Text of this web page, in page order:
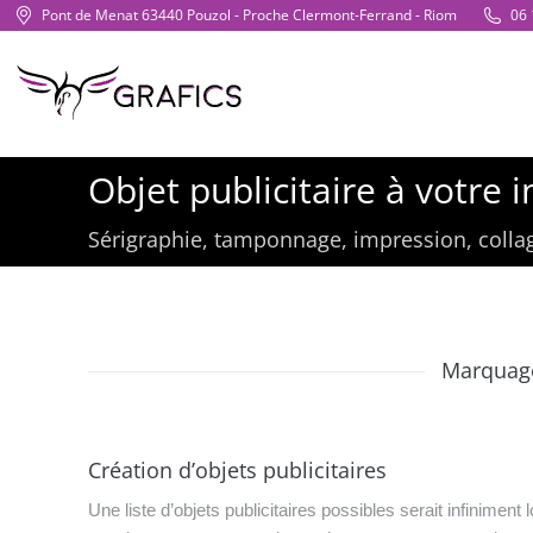
Pont de Menat 63440 Pouzol - Proche Clermont-Ferrand - Riom 06
Objet publicitaire à votre
Sérigraphie, tamponnage, impression,
Vous êtes ici :
Création d’objets publicitaires
Une liste d’objets publicitaires possibles serait